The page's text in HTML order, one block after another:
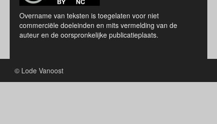
Overname van teksten is toegelaten voor niet
commerciële doeleinden en mits vermelding van de
auteur en de oorspronkelijke publicatieplaats.
© Lode Vanoost